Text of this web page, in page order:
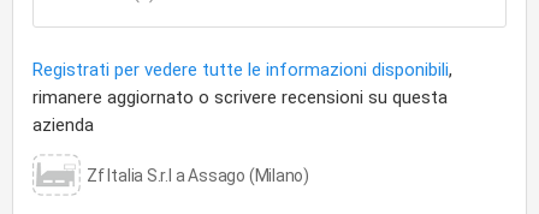
Registrati per vedere tutte le informazioni disponibili,
rimanere aggiornato o scrivere recensioni su questa
azienda
Zf Italia S.r.l a Assago (Milano)